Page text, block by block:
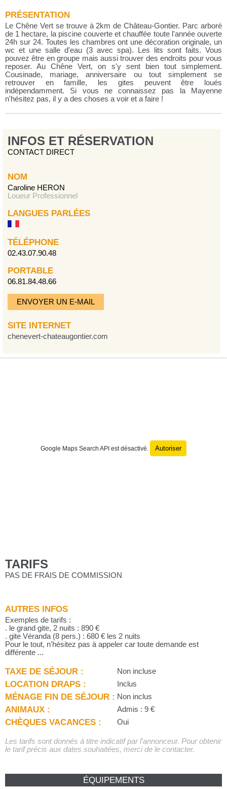
PRÉSENTATION
Le Chêne Vert se trouve à 2km de Château-Gontier. Parc arboré
de 1 hectare, la piscine couverte et chauffée toute l'année ouverte
24h sur 24. Toutes les chambres ont une décoration originale, un
wc et une salle d'eau (3 avec spa). Les lits sont faits. Vous
pouvez être en groupe mais aussi trouver des endroits pour vous
reposer. Au Chêne Vert, on s'y sent bien tout simplement.
Cousinade, mariage, anniversaire ou tout simplement se
retrouver en famille, les gites peuvent être loués
indépendamment. Si vous ne connaissez pas la Mayenne
n'hésitez pas, il y a des choses a voir et a faire !
INFOS ET RÉSERVATION
CONTACT DIRECT
NOM
Caroline HERON
Loueur Professionnel
LANGUES PARLÉES
TÉLÉPHONE
02.43.07.90.48
PORTABLE
06.81.84.48.66
ENVOYER UN E-MAIL
SITE INTERNET
chenevert-chateaugontier.com
Google Maps Search API est désactivé. Autoriser
TARIFS
PAS DE FRAIS DE COMMISSION
AUTRES INFOS
Exemples de tarifs :
. le grand gite, 2 nuits : 890 €
. gite Véranda (8 pers.) : 680 € les 2 nuits
Pour le tout, n'hésitez pas à appeler car toute demande est
différente ...
TAXE DE SÉJOUR : Non incluse
LOCATION DRAPS : Inclus
MÉNAGE FIN DE SÉJOUR : Non inclus
ANIMAUX : Admis : 9 €
CHÈQUES VACANCES : Oui
Les tarifs sont donnés à titre indicatif par l'annonceur. Pour obtenir
le tarif précis aux dates souhaitées, merci de le contacter.
ÉQUIPEMENTS